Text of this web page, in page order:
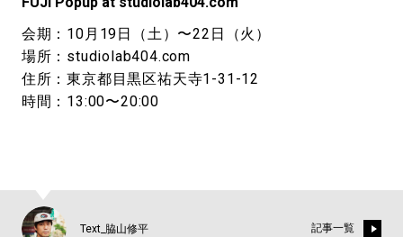
会期：10月19日（土）〜22日（火）
場所：studiolab404.com
住所：東京都目黒区祐天寺1-31-12
時間：13:00〜20:00
Text_脇山修平 記事一覧